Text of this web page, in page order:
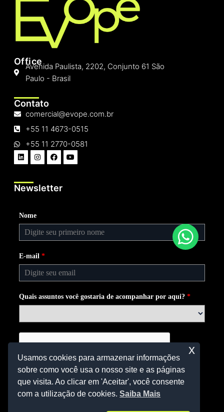
Office
Avenida Paulista, 2202, Conjunto 61 São
Paulo - Brasil
Contato
comercial@evope.com.br
+55 11 4673-0515
+55 11 2770-0581
Newsletter
Nome
E-mail *
Quais assuntos você gostaria de acompanhar por aqui? *
Assinar Newsletter
Usamos cookies para armazenar informações
sobre como você usa o nosso site e as páginas
que visita. Ao clicar em 'Aceitar', você consente
com a utilização de cookies.Saiba Mais
x